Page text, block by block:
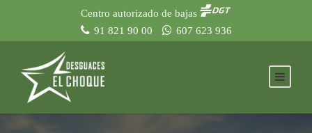
Centro autorizado de bajas
91 821 90 00
607 623 936